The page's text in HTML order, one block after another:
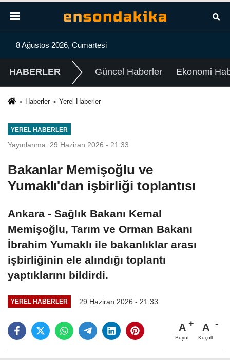
8 Ağustos 2026, Cumartesi
HABERLER Güncel Haberler Ekonomi
Haberler Yerel Haberler
YEREL HABERLER
Yayınlanma: 29 Haziran 2026 - 21:33
Bakanlar Memişoğlu ve
Yumaklı'dan işbirliği toplantısı
Ankara - Sağlık Bakanı Kemal
Memişoğlu, Tarım ve Orman Bakanı
İbrahim Yumaklı ile bakanlıklar arası
işbirliğinin ele alındığı toplantı
yaptıklarını bildirdi.
YEREL HABERLER 29 Haziran 2026 - 21:33
A
Büyüt
A
Küçült